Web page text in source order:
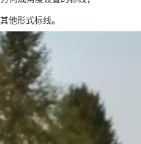
他形式标线。